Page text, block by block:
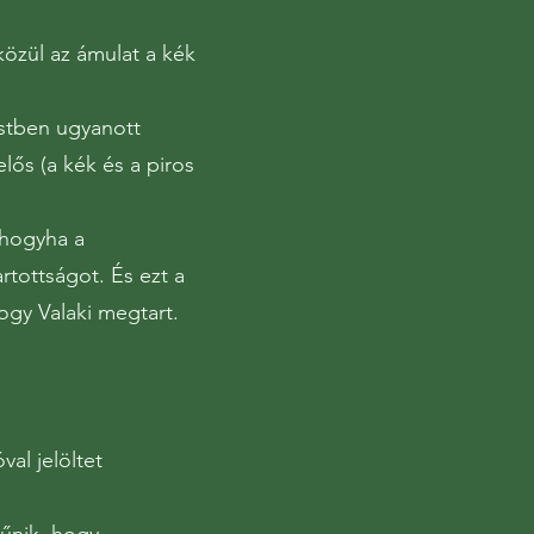
az ámulat a kék
ugyanott
(a kék és a piros
a
És ezt a
Valaki megtart.
jelöltet